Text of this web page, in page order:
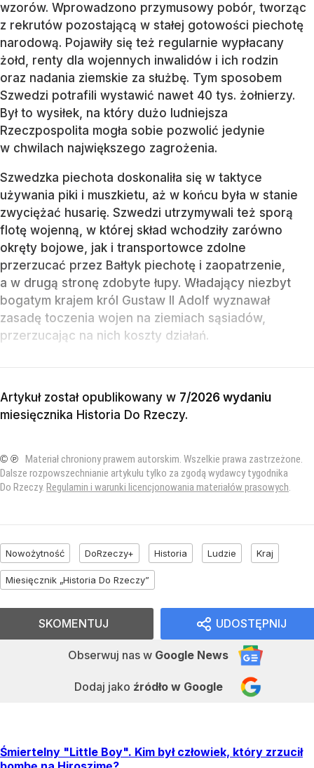
wzorów. Wprowadzono przymusowy pobór, tworząc
z rekrutów pozostającą w stałej gotowości piechotę
narodową. Pojawiły się też regularnie wypłacany
żołd, renty dla wojennych inwalidów i ich rodzin
oraz nadania ziemskie za służbę. Tym sposobem
Szwedzi potrafili wystawić nawet 40 tys. żołnierzy.
Był to wysiłek, na który dużo ludniejsza
Rzeczpospolita mogła sobie pozwolić jedynie
w chwilach największego zagrożenia.
Szwedzka piechota doskonaliła się w taktyce
używania piki i muszkietu, aż w końcu była w stanie
zwyciężać husarię. Szwedzi utrzymywali też sporą
flotę wojenną, w której skład wchodziły zarówno
okręty bojowe, jak i transportowce zdolne
przerzucać przez Bałtyk piechotę i zaopatrzenie,
a w drugą stronę zdobyte łupy. Władający niezbyt
bogatym krajem król Gustaw II Adolf wyznawał
zasadę toczenia wojen na ziemiach sąsiadów,
przerzucając na nich koszty działań.
Artykuł został opublikowany w 7/2026 wydaniu
miesięcznika Historia Do Rzeczy.
© ℗
Materiał chroniony prawem autorskim. Wszelkie prawa zastrzeżone.
Dalsze rozpowszechnianie artykułu tylko za zgodą wydawcy tygodnika
Do Rzeczy. Regulamin i warunki licencjonowania materiałów prasowych.
Nowożytność DoRzeczy+ Historia Ludzie Kraj
Miesięcznik „Historia Do Rzeczy”
UDOSTĘPNIJ
Obserwuj nas w Google News
Dodaj jako źródło w Google
SKOMENTUJ
Śmiertelny "Little Boy". Kim był człowiek, który zrzucił